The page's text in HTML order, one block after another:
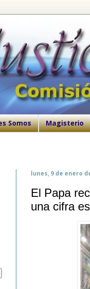
Somos Magisterio
lunes, 9 de enero
El Papa
una cifra